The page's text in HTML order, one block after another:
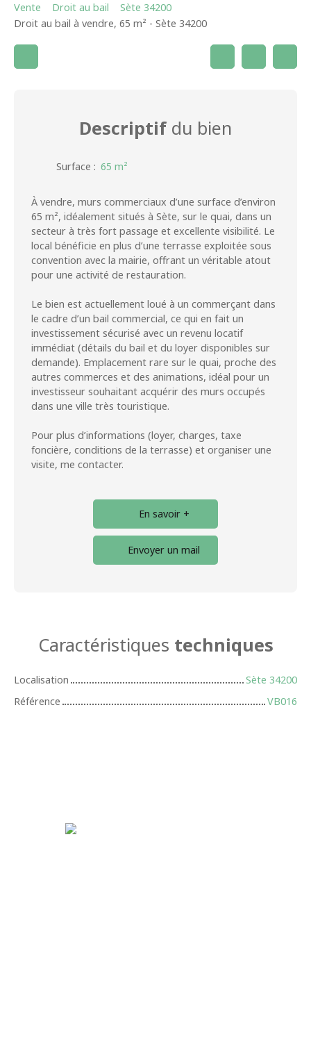
Vente Droit au bail
Sète 34200
Droit au bail à vendre, 65 m² - Sète 34200
Descriptif du bien
Surface : 65 m²
À vendre, murs commerciaux d’une surface d’environ
65 m², idéalement situés à Sète, sur le quai, dans un
secteur à très fort passage et excellente visibilité. Le
local bénéficie en plus d’une terrasse exploitée sous
convention avec la mairie, offrant un véritable atout
pour une activité de restauration.
Le bien est actuellement loué à un commerçant dans
le cadre d’un bail commercial, ce qui en fait un
investissement sécurisé avec un revenu locatif
immédiat (détails du bail et du loyer disponibles sur
demande). Emplacement rare sur le quai, proche des
autres commerces et des animations, idéal pour un
investisseur souhaitant acquérir des murs occupés
dans une ville très touristique.
Pour plus d’informations (loyer, charges, taxe
foncière, conditions de la terrasse) et organiser une
visite, me contacter.
En savoir +
Envoyer un mail
Caractéristiques techniques
Localisation
Sète 34200
Référence
VB016